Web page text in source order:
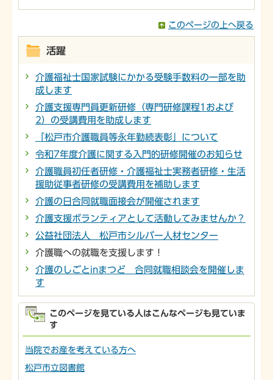
このページの上へ戻る
活躍
介護福祉士国家試験にかかる受験手数料の一部を助
成します
介護支援専門員更新研修（専門研修課程1および
2）の受講費用を助成します
「松戸市介護職員等永年勤続表彰」について
令和7年度介護に関する入門的研修開催のお知らせ
介護職員初任者研修・介護福祉士実務者研修・生活
援助従事者研修の受講費用を補助します
介護の日合同就職面接会が開催されます
介護支援ボランティアとして活動してみませんか？
公益社団法人 松戸市シルバー人材センター
介護職への就職を支援します！
介護のしごとinまつど 合同就職相談会を開催しま
す
このページを見ている人はこんなページも見ていま
す
当院でお産を考えている方へ
松戸市立図書館